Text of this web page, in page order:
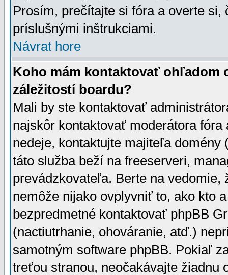
Prosím, prečítajte si fóra a overte
príslušnými inštrukciami.
Návrat hore
Koho mám kontaktovať ohľadom
záležitostí boardu?
Mali by ste kontaktovať
najskôr kontaktovať moderátora
nedeje, kontaktujte majiteľa
táto služba beží na freeserveri,
prevádzkovateľa. Berte na vedomie,
nemôže nijako ovplyvniť to, ako kto
bezpredmetné kontaktovať phpBB
(nactiutrhanie, ohováranie, atď.)
samotným software phpBB. Pokiaľ
treťou stranou, neočakávajte žiadnu